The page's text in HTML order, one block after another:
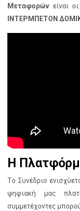
Μεταφορών είναι οι:
ΙΝΤΕΡΜΠΕΤΟΝ
Η
Tο Συνέδριο
ψηφιακή μας
συμμετέχοντες